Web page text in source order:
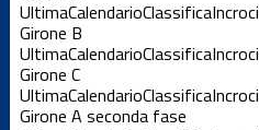
UltimaCalendarioClassificaIncroci
Girone B
UltimaCalendarioClassificaIncroci
Girone C
UltimaCalendarioClassificaIncroci
Girone A seconda fase